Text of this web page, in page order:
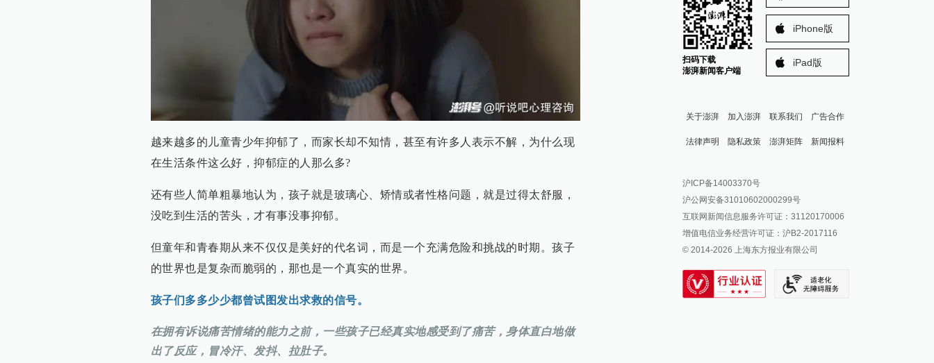
越来越多的儿童青少年抑郁了，而家长却不知情，甚至有许多人表示不解，为什么现
在生活条件这么好，抑郁症的人那么多?
还有些人简单粗暴地认为，孩子就是玻璃心、矫情或者性格问题，就是过得太舒服，
没吃到生活的苦头，才有事没事抑郁。
但童年和青春期从来不仅仅是美好的代名词，而是一个充满危险和挑战的时期。孩子
的世界也是复杂而脆弱的，那也是一个真实的世界。
孩子们多多少少都曾试图发出求救的信号。
在拥有诉说痛苦情绪的能力之前，一些孩子已经真实地感受到了痛苦，身体直白地做
出了反应，冒冷汗、发抖、拉肚子。
扫码下载
澎湃新闻客户端
iPhone版
iPad版
关于澎湃 加入澎湃 联系我们 广告合作
法律声明 隐私政策 澎湃矩阵
澎湃新闻公众号
澎湃新闻抖音号
派生万物开放平台
IP SHANGHAI
SIXTH TONE
新闻报料
报料邮箱: news@thepaper.cn
沪ICP备14003370号
沪公网安备31010602000299号
互联网新闻信息服务许可证：31120170006
增值电信业务经营许可证：沪B2-2017116
© 2014-2026 上海东方报业有限公司